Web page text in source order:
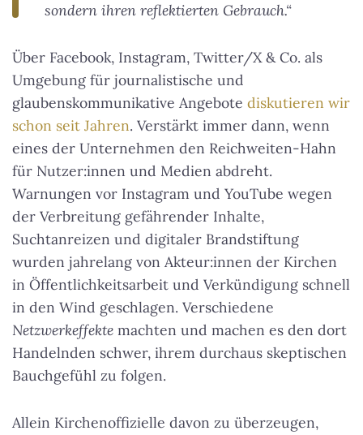
sondern ihren reflektierten Gebrauch.“
Über Facebook, Instagram, Twitter/X & Co. als
Umgebung für journalistische und
glaubenskommunikative Angebote diskutieren wir
schon seit Jahren. Verstärkt immer dann, wenn
eines der Unternehmen den Reichweiten-Hahn
für Nutzer:innen und Medien abdreht.
Warnungen vor Instagram und YouTube wegen
der Verbreitung gefährender Inhalte,
Suchtanreizen und digitaler Brandstiftung
wurden jahrelang von Akteur:innen der Kirchen
in Öffentlichkeitsarbeit und Verkündigung schnell
in den Wind geschlagen. Verschiedene
Netzwerkeffekte machten und machen es den dort
Handelnden schwer, ihrem durchaus skeptischen
Bauchgefühl zu folgen.
Allein Kirchenoffizielle davon zu überzeugen,